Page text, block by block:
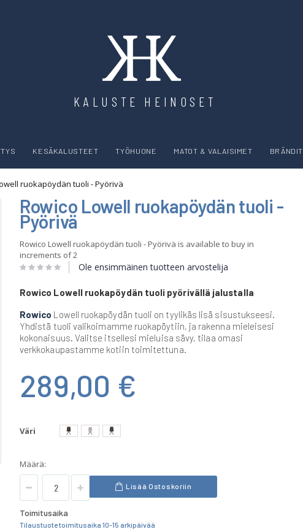
KALUSTE HEINOSET
KESÄKALUSTEET TYÖHUONE MATOT & VALAISIMET BRÄNDIT
ruokapöydän tuoli - Pyörivä
Rowico Lowell ruokapöydän tuoli -
Pyörivä
Rowico Lowell ruokapöydän tuoli - Pyörivä is available to buy in
increments of 2
Ole ensimmäinen tuotteen arvostelija
Rowico Lowell ruokapöydän tuoli pyörivällä jalustalla
Rowico Lowell ruokapöydän tuoli on tyylikäs lisä sisustukseesi.
Yhdistä tuoli valikoimamme ruokapöytiin, ja rakenna mieleisesi
kokonaisuus. Valitse itsellesi mieluisa sävy, tilaa omasi
verkkokaupastamme kotiin toimitettuna.
289,00 €
Väri
Määrä:
Lisää Ostoskoriin
Toimitusaika
Tilaustuote toimitusaika 10-15 arkipäivää